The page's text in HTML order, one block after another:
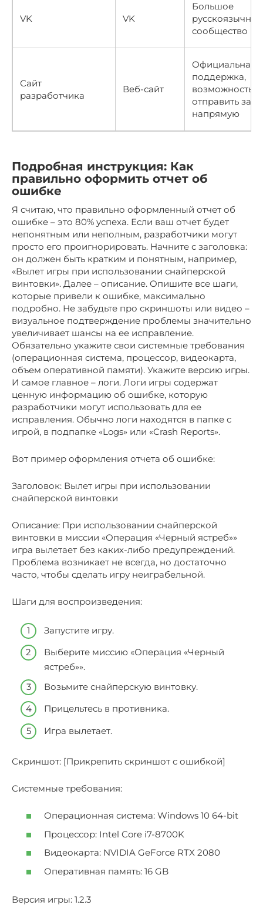
VK VK
Большое
русскоязычное
сообщество
Сайт
разработчика
Веб-сайт
Официальная
поддержка,
возможность
отправить
напрямую
Подробная инструкция: Как
правильно оформить отчет об
ошибке
Я считаю, что правильно оформленный отчет об
ошибке – это 80% успеха. Если ваш отчет будет
непонятным или неполным, разработчики могут
просто его проигнорировать. Начните с заголовка:
он должен быть кратким и понятным, например,
«Вылет игры при использовании снайперской
винтовки». Далее – описание. Опишите все шаги,
которые привели к ошибке, максимально
подробно. Не забудьте про скриншоты или видео –
визуальное подтверждение проблемы значительно
увеличивает шансы на ее исправление.
Обязательно укажите свои системные требования
(операционная система, процессор, видеокарта,
объем оперативной памяти). Укажите версию игры.
И самое главное – логи. Логи игры содержат
ценную информацию об ошибке, которую
разработчики могут использовать для ее
исправления. Обычно логи находятся в папке с
игрой, в подпапке «Logs» или «Crash Reports».
Вот пример оформления отчета об ошибке:
Заголовок: Вылет игры при использовании
снайперской винтовки
Описание: При использовании снайперской
винтовки в миссии «Операция «Черный ястреб»»
игра вылетает без каких-либо предупреждений.
Проблема возникает не всегда, но достаточно
часто, чтобы сделать игру неиграбельной.
Шаги для воспроизведения:
Запустите игру.
Выберите миссию «Операция «Черный
ястреб»».
Возьмите снайперскую винтовку.
Прицельтесь в противника.
Игра вылетает.
Скриншот: [Прикрепить скриншот с ошибкой]
Системные требования:
Операционная система: Windows 10 64-bit
Процессор: Intel Core i7-8700K
Видеокарта: NVIDIA GeForce RTX 2080
Оперативная память: 16 GB
Версия игры: 1.2.3